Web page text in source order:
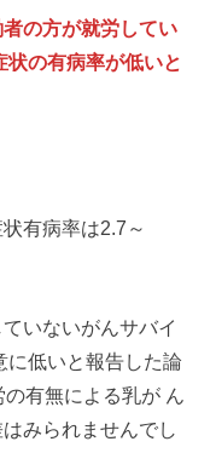
の方が就労してい
の有病率が低いと
有病率は2.7～
いないがんサバイ
に低いと報告した論
有無による乳が ん
みられませんでし